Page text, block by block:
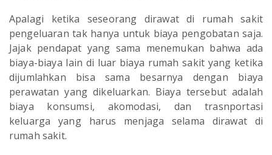
Apalagi ketika seseorang dirawat di rumah sakit
pengeluaran tak hanya untuk biaya pengobatan saja.
Jajak pendapat yang sama menemukan bahwa ada
biaya-biaya lain di luar biaya rumah sakit yang ketika
dijumlahkan bisa sama besarnya dengan biaya
perawatan yang dikeluarkan. Biaya tersebut adalah
biaya konsumsi, akomodasi, dan trasnportasi
keluarga yang harus menjaga selama dirawat di
rumah sakit.